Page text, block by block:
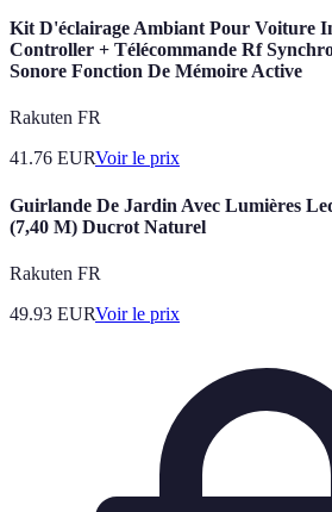
Kit D'éclairage Ambiant Pour Voiture
Controller + Télécommande Rf
Sonore Fonction De Mémoire Active
Rakuten FR
41.76 EURVoir le prix
Guirlande De Jardin Avec Lumières
(7,40 M) Ducrot Naturel
Rakuten FR
49.93 EURVoir le prix